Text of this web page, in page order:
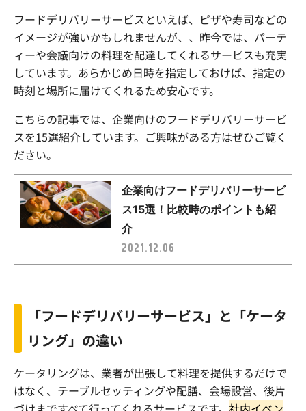
フードデリバリーサービスといえば、ピザや寿司などの
イメージが強いかもしれませんが、、昨今では、パーテ
ィーや会議向けの料理を配達してくれるサービスも充実
しています。あらかじめ日時を指定しておけば、指定の
時刻と場所に届けてくれるため安心です。
こちらの記事では、企業向けのフードデリバリーサービ
スを15選紹介しています。ご興味がある方はぜひご覧く
ださい。
「フードデリバリーサービス」と「ケータ
リング」の違い
ケータリングは、業者が出張して料理を提供するだけで
はなく、テーブルセッティングや配膳、会場設営、後片